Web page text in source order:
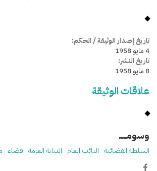
تاريخ إصدار الوثيقة / الحكم:
4 مايو 1958
تاريخ النشر:
8 مايو 1958
علاقات الوثيقة
وسومـــــ
السلطة القضائية النائب العام النيابة العامة قضاء